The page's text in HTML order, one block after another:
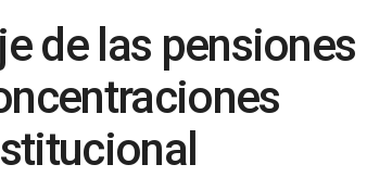
de las pensiones